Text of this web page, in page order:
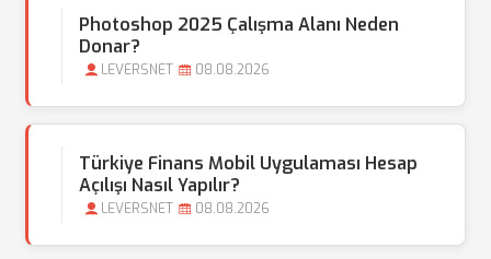
Photoshop 2025 Çalışma Alanı Neden
Donar?
LEVERSNET 08.08.2026
Türkiye Finans Mobil Uygulaması Hesap
Açılışı Nasıl Yapılır?
LEVERSNET 08.08.2026